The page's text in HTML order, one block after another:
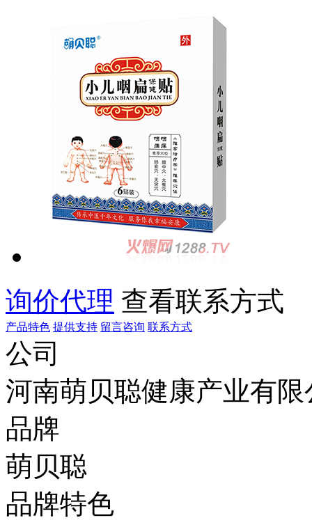
询价代理 查看联系方式
产品特色 提供支持 留言咨询 联系方式
公司
河南萌贝聪健康产业有限
品牌
萌贝聪
品牌特色